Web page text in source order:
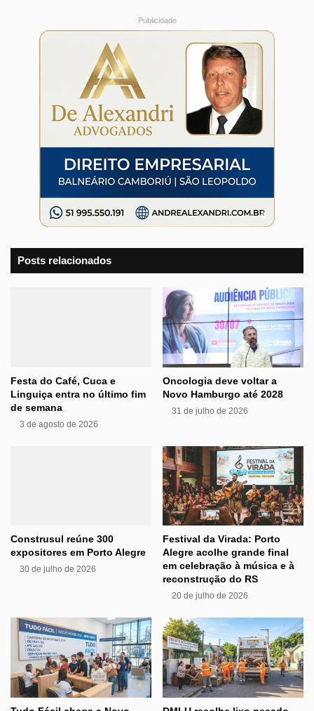
Publicidade
Posts relacionados
Festa do Café, Cuca e
Linguiça entra no último fim
de semana
3 de agosto de 2026
Oncologia deve voltar a
Novo Hamburgo até 2028
31 de julho de 2026
Construsul reúne 300
expositores em Porto Alegre
30 de julho de 2026
Festival da Virada: Porto
Alegre acolhe grande final
em celebração à música e à
reconstrução do RS
20 de julho de 2026